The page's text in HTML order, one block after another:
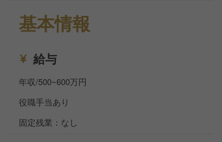
基本情報
給与
年収/500~600万円
役職手当あり
固定残業：なし